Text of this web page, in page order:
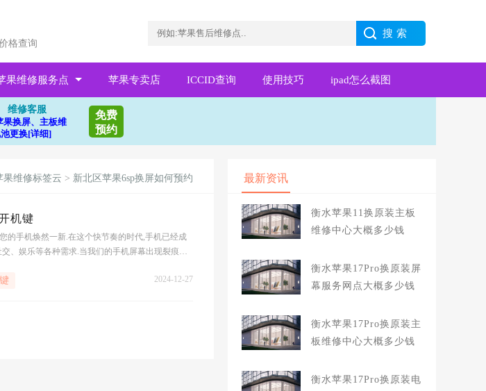
格查询
果维修服务点 苹果专卖店 ICCID查询 使用技巧 ipad怎么截图
维修客服
果换屏、主板维
更换[详细]
免费
预约
果维修标签云 > 新北区苹果6sp换屏如何预约
机键
的手机焕然一新.在这个快节奏的时代,手机已经成
、娱乐等各种需求.当我们的手机屏幕出现裂痕或
2024-12-27
最新资讯
衡水苹果11换原装主板
维修中心大概多少钱
衡水苹果17Pro换原装屏
幕服务网点大概多少钱
衡水苹果17Pro换原装主
板维修中心大概多少钱
衡水苹果17Pro换原装电